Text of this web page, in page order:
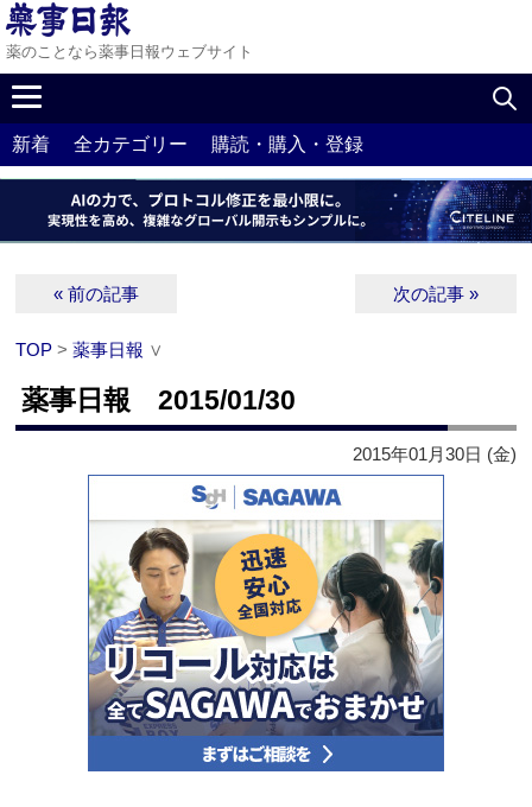
薬のことなら薬事日報ウェブサイト
新着 全カテゴリー 購読・購入・登録
« 前の記事 次の記事 »
TOP >薬事日報 ∨
薬事日報 2015/01/30
2015年01月30日 (金)